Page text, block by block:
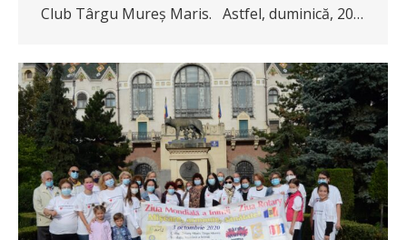
Club Târgu Mureș Maris. Astfel, duminică, 20…